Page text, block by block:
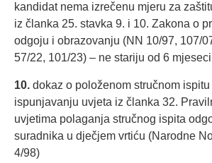
kandidat nema izrečenu mjeru za
iz članka 25. stavka 9. i 10. Zakona o
odgoju i obrazovanju (NN 10/97, 107/
57/22, 101/23) – ne stariju od 6 mjeseci
10. dokaz o položenom stručnom
ispunjavanju uvjeta iz članka 32.
uvjetima polaganja stručnog ispita
suradnika u dječjem vrtiću (Narodne
4/98)